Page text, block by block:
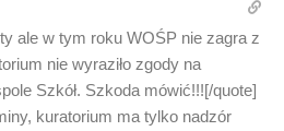
ale w tym roku WOŚP nie zagra z
nie wyraziło zgody na
Szkół. Szkoda mówić!!![/quote]
kuratorium ma tylko nadzór